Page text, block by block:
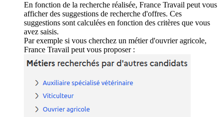
En fonction de la recherche réalisée, France Travail peut vous
afficher des suggestions de recherche d'offres. Ces
suggestions sont calculées en fonction des critères que vous
avez saisis.
Par exemple si vous cherchez un métier d'ouvrier agricole,
France Travail peut vous proposer :